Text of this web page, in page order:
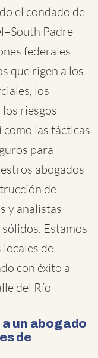
el condado de
Padre
federales
que rigen a los
los
riesgos
las tácticas
para
abogados
de
y analistas
Estamos
de
con éxito a
del Río
un abogado
de